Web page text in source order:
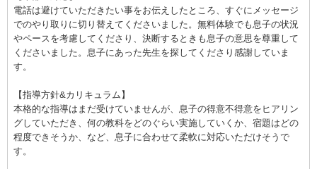
電話は避けていただきたい事をお伝えしたところ、すぐにメッセージ
でのやり取りに切り替えてくださいました。無料体験でも息子の状況
やペースを考慮してくださり、決断するときも息子の意思を尊重して
くださいました。息子にあった先生を探してくださり感謝していま
す。
【指導方針&カリキュラム】
本格的な指導はまだ受けていませんが、息子の得意不得意をヒアリン
グしていただき、何の教科をどのぐらい実施していくか、宿題はどの
程度できそうか、など、息子に合わせて柔軟に対応いただけそうで
す。